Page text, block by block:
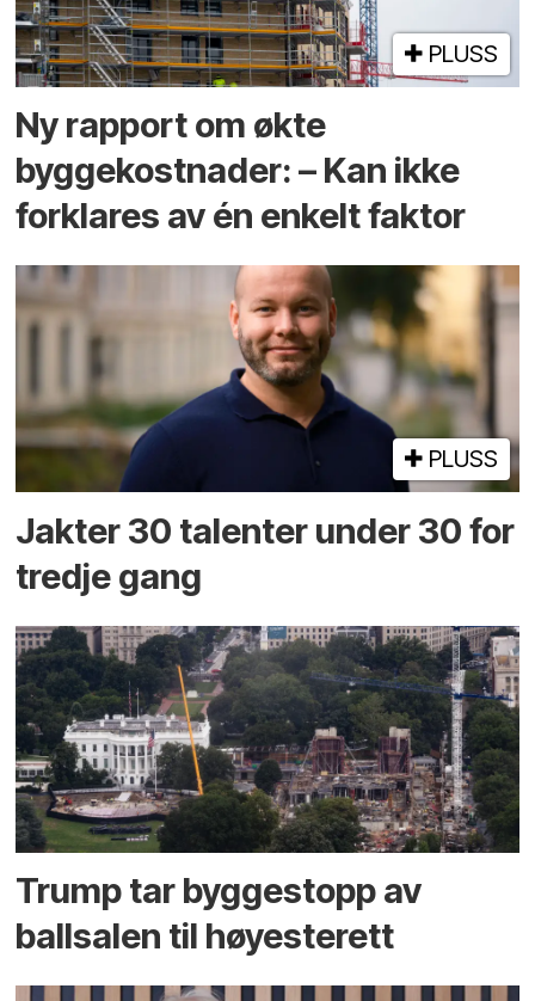
PLUSS
Ny rapport om økte
byggekostnader: – Kan ikke
forklares av én enkelt faktor
PLUSS
Jakter 30 talenter under 30 for
tredje gang
Trump tar byggestopp av
ballsalen til høyesterett